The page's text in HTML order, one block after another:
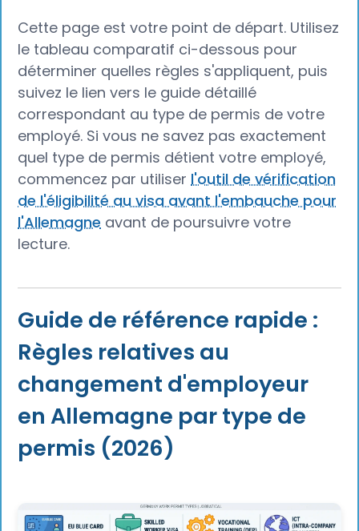
Cette page est votre point de départ. Utilisez
le tableau comparatif ci-dessous pour
déterminer quelles règles s'appliquent, puis
suivez le lien vers le guide détaillé
correspondant au type de permis de votre
employé. Si vous ne savez pas exactement
quel type de permis détient votre employé,
commencez par utiliser l'outil de vérification
de l'éligibilité au visa avant l'embauche pour
l'Allemagne avant de poursuivre votre
lecture.
Guide de référence rapide :
Règles relatives au
changement d'employeur
en Allemagne par type de
permis (2026)